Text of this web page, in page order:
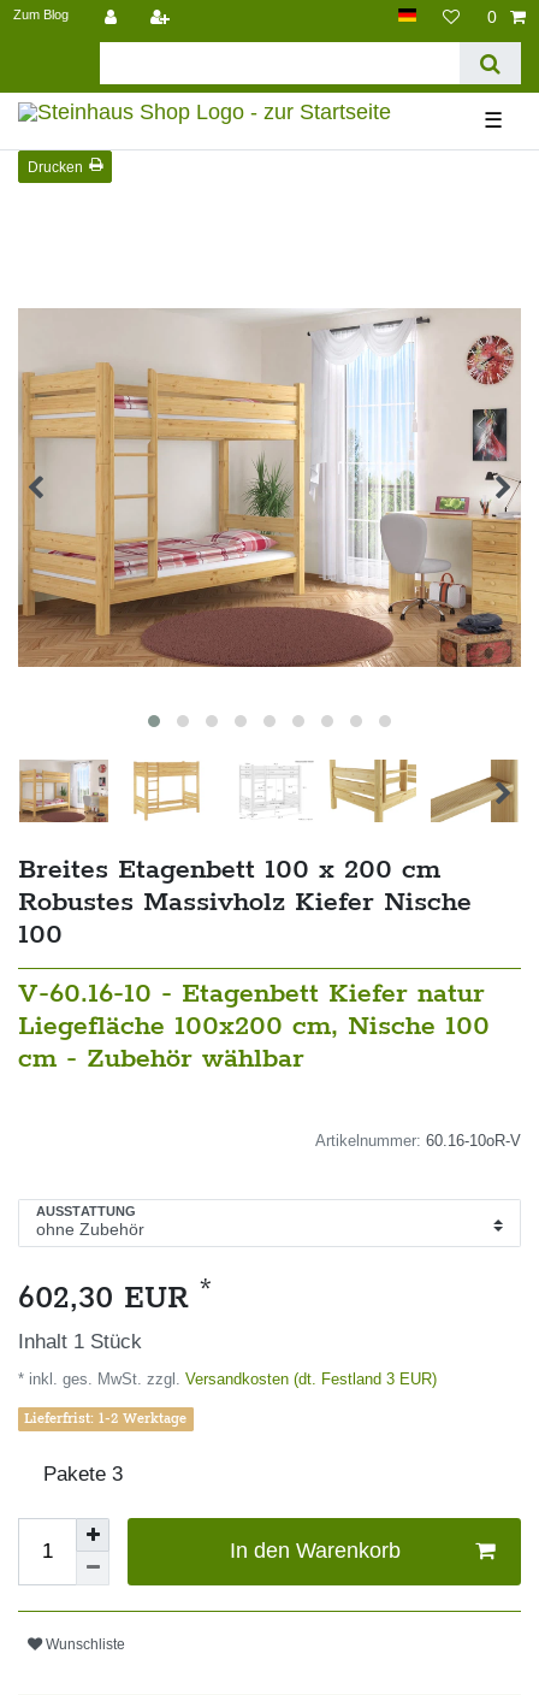
Zum Blog 0
☰
Drucken
Breites Etagenbett 100 x 200 cm
Robustes Massivholz Kiefer Nische
100
V-60.16-10 - Etagenbett Kiefer natur
Liegefläche 100x200 cm, Nische 100
cm - Zubehör wählbar
Artikelnummer: 60.16-10oR-V
AUSSTATTUNG
602,30 EUR *
Inhalt 1 Stück
* inkl. ges. MwSt. zzgl. Versandkosten (dt. Festland 3 EUR)
Lieferfrist: 1-2 Werktage
Pakete 3
In den Warenkorb
Wunschliste